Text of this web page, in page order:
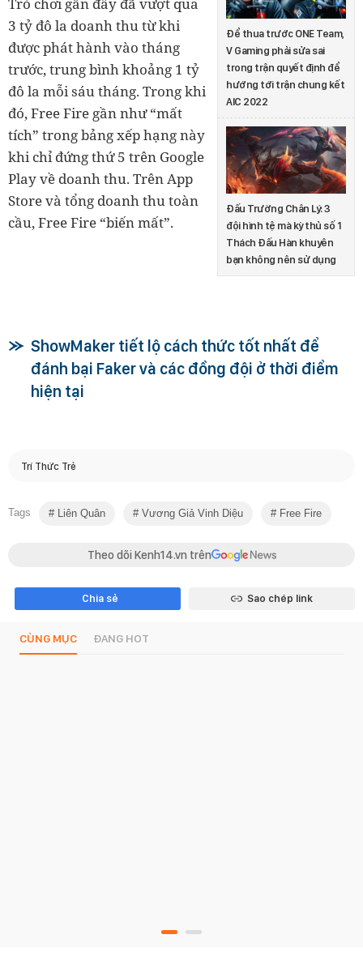
Để thua trước ONE Team,
V Gaming phải sửa sai
trong trận quyết định để
hướng tới trận chung kết
AIC 2022
Đấu Trường Chân Lý: 3
đội hình tệ mà kỳ thủ số 1
Thách Đấu Hàn khuyên
bạn không nên sử dụng
3 tỷ đô la doanh thu từ khi
được phát hành vào tháng
trước, trung bình khoảng 1 tỷ
đô la mỗi sáu tháng. Trong khi
đó, Free Fire gần như “mất
tích” trong bảng xếp hạng này
khi chỉ đứng thứ 5 trên Google
Play về doanh thu. Trên App
Store và tổng doanh thu toàn
cầu, Free Fire “biến mất”.
ShowMaker tiết lộ cách thức tốt nhất để
đánh bại Faker và các đồng đội ở thời điểm
hiện tại
Trí Thức Trẻ
Tags Liên Quân Vương Giả Vinh Diệu Free Fire
Theo dõi Kenh14.vn trên
Chia sẻ Sao chép link
CÙNG MỤC ĐANG HOT